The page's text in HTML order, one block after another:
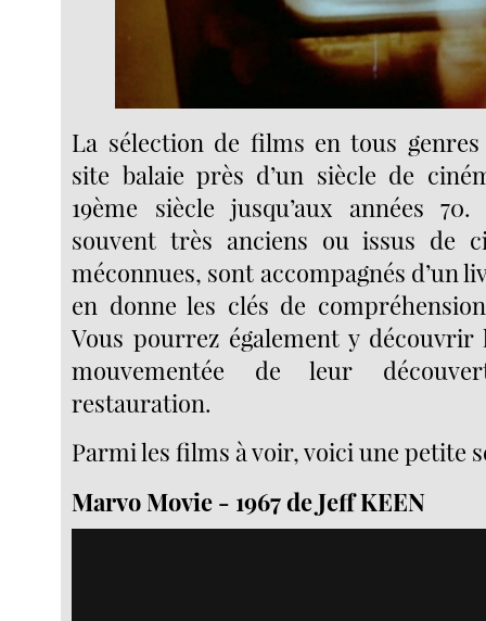
La sélection de films en tous
site balaie près d’un siècle de
19ème siècle jusqu’aux années
souvent très anciens ou issus de
méconnues, sont accompagnés d’un
en donne les clés de
Vous pourrez également y découvrir
mouvementée de leur
restauration.
Parmi les films à voir, voici une petite
Marvo Movie - 1967 de Jeff KEEN